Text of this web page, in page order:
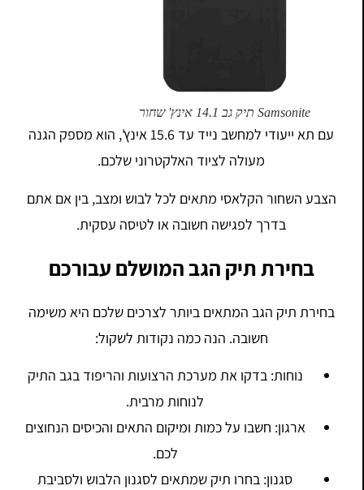
Samsonite תיק גב 14.1 אינץ' שחור
עם תא ייעודי למחשב נייד עד 15.6 אינץ', הוא מספק הגנה
מעולה לציוד האלקטרוני שלכם.
הצבע השחור הקלאסי מתאים לכל לבוש ומצב, בין אם אתם
בדרך לפגישה חשובה או לטיסה עסקית.
בחירת תיק הגב המושלם עבורכם
בחירת תיק הגב המתאים ביותר לצרכים שלכם היא משימה
חשובה. הנה כמה נקודות לשקול:
נוחות: בדקו את מערכת הרצועות והריפוד בגב התיק
לנוחות מרבית.
ארגון: חשבו על כמות ומיקום התאים והכיסים הנחוצים
לכם.
סגנון: בחרו תיק שמתאים לסגנון הלבוש ולסביבת